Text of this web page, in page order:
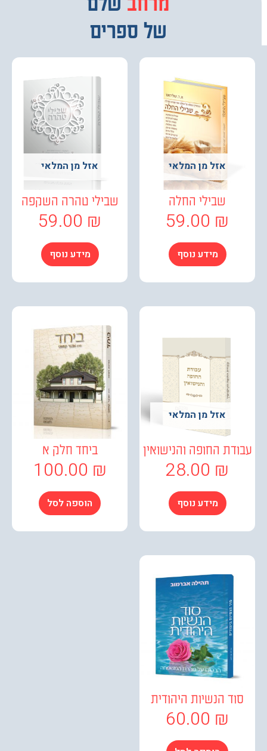
של ספרים
אזל מן המלאי
שבילי החלה
59.00
מידע נוסף
אזל מן המלאי
שבילי טהרה השקפה
59.00
מידע נוסף
אזל מן המלאי
החופה והנישואין
28.00
מידע נוסף
ביחד חלק א
100.00
הוספה לסל
הנשיות היהודית
60.00